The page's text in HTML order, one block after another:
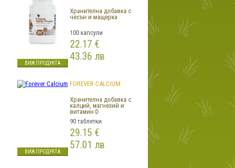
Хранителна добавка с
чесън и мащерка
100 капсули
22.17 €
43.36 лв
ВИЖ ПРОДУКТА
FOREVER CALCIUM
Хранителна добавка с
калций, магнезий и
витамин D
90 таблетки
29.15 €
57.01 лв
ВИЖ ПРОДУКТА